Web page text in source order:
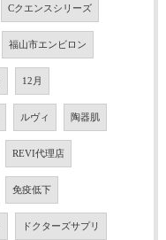
Cクエンスシリーズ
福山市エンビロン
12月
ルヴィ 陶器肌
REVI代理店
免疫低下
ドクターズサプリ